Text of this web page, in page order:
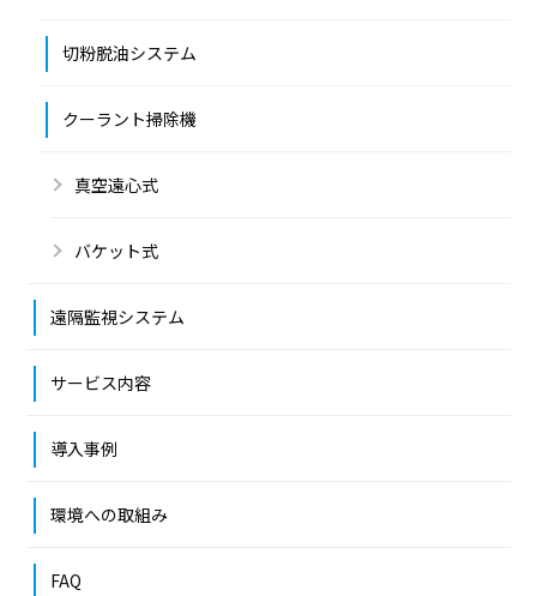
切粉脱油システム
クーラント掃除機
真空遠心式
バケット式
遠隔監視システム
サービス内容
導入事例
環境への取組み
FAQ